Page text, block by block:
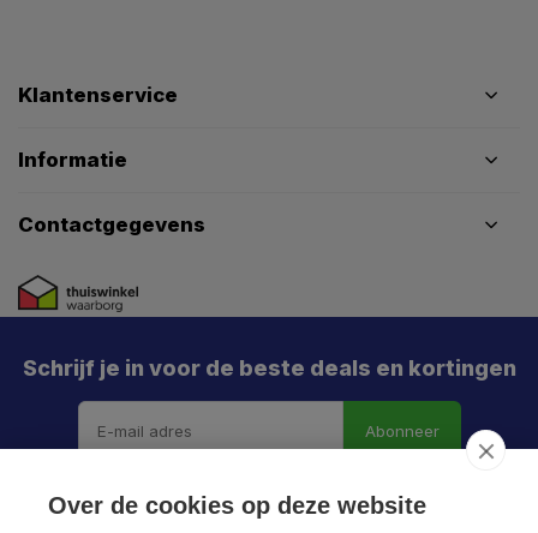
Klantenservice
Informatie
Contactgegevens
Schrijf je in voor de beste deals en kortingen
Abonneer
Over de cookies op deze website